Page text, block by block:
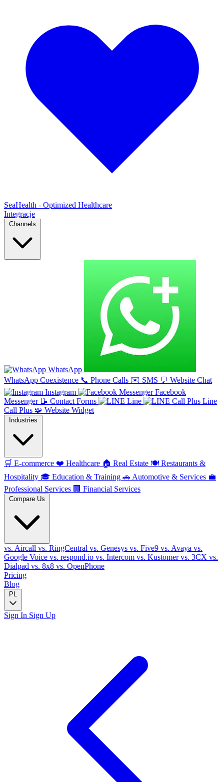
SeaHealth - Optimized Healthcare
Integracje
Channels
WhatsApp
WhatsApp Coexistence 📞 Phone Calls ✉️ SMS 💬 Website Chat
Instagram
Facebook
Messenger 📝 Contact Forms Line
Line
Call Plus 🧩 Website Widget
Industries
🛒 E-commerce ❤️ Healthcare 🏠 Real Estate 🍽️ Restaurants &
Hospitality 🎓 Education & Training 🚗 Automotive & Services 💼
Professional Services 🏢 Financial Services
Compare Us
vs. Aircall vs. RingCentral vs. Genesys vs. Five9 vs. Avaya vs.
Google Voice vs. respond.io vs. Intercom vs. Kustomervs. 3CX vs.
Dialpad vs. 8x8 vs. OpenPhone
Pricing
Blog
PL
Sign In Sign Up